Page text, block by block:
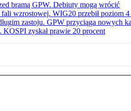
bramą GPW. Debiuty mogą wrócić
wzrostowej. WIG20 przebił poziom
zastoju. GPW przyciąga nowych
KOSPI zyskał prawie 20 procent